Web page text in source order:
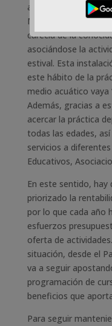
actividades y
Municipal. Palma del
carecía de la
asociándose la
estival. Esta
este hábito de la
medio acuático vaya
Además, gracias a
acercar la práctica
todas las edades,
servicios a
Educativos,
En este sentido, hay
priorizado la
por lo que cada año
esfuerzos
oferta de
situación, desde el
va a seguir
programación de
beneficios que
Para seguir